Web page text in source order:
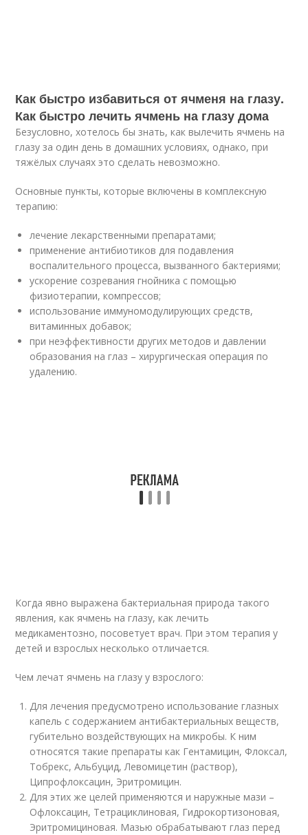
Как быстро избавиться от ячменя на глазу.
Как быстро лечить ячмень на глазу дома
Безусловно, хотелось бы знать, как вылечить ячмень на
глазу за один день в домашних условиях, однако, при
тяжёлых случаях это сделать невозможно.
Основные пункты, которые включены в комплексную
терапию:
лечение лекарственными препаратами;
применение антибиотиков для подавления
воспалительного процесса, вызванного бактериями;
ускорение созревания гнойника с помощью
физиотерапии, компрессов;
использование иммуномодулирующих средств,
витаминных добавок;
при неэффективности других методов и давлении
образования на глаз – хирургическая операция по
удалению.
Когда явно выражена бактериальная природа такого
явления, как ячмень на глазу, как лечить
медикаментозно, посоветует врач. При этом терапия у
детей и взрослых несколько отличается.
Чем лечат ячмень на глазу у взрослого:
Для лечения предусмотрено использование глазных
капель с содержанием антибактериальных веществ,
губительно воздействующих на микробы. К ним
относятся такие препараты как Гентамицин, Флоксал,
Тобрекс, Альбуцид, Левомицетин (раствор),
Ципрофлоксацин, Эритромицин.
Для этих же целей применяются и наружные мази –
Офлоксацин, Тетрациклиновая, Гидрокортизоновая,
Эритромициновая. Мазью обрабатывают глаз перед